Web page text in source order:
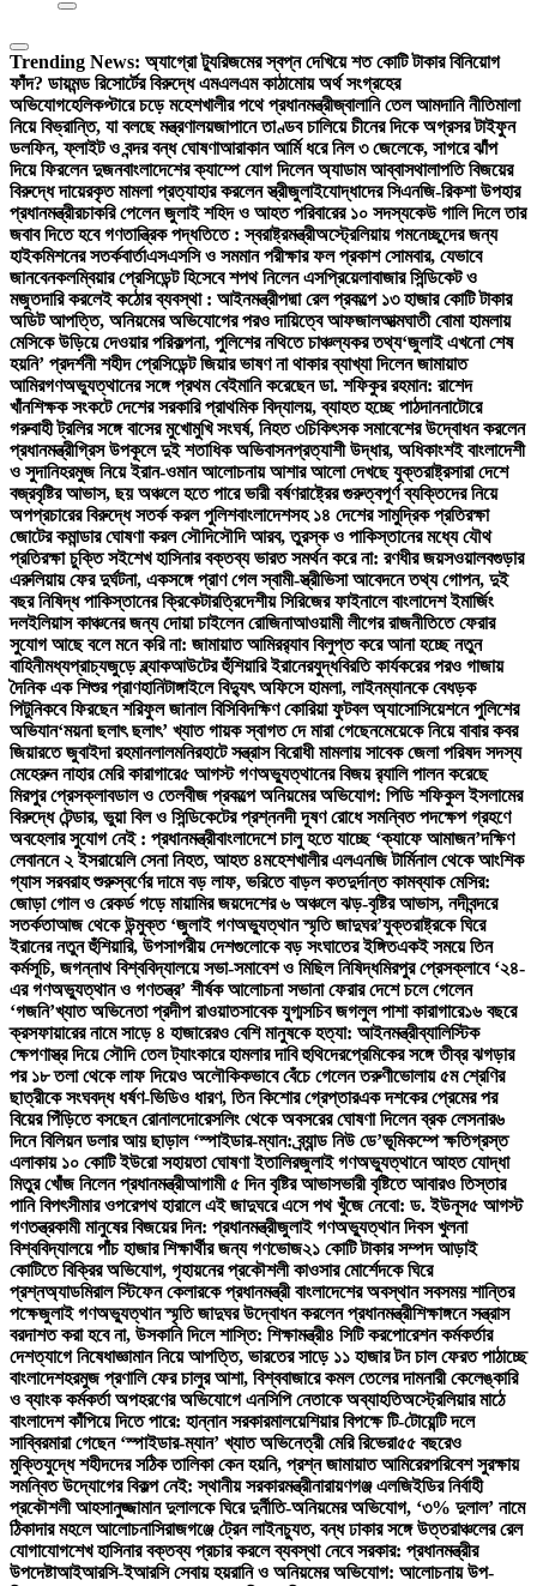
Trending News: অ্যাগ্রো ট্যুরিজমের স্বপ্ন দেখিয়ে শত কোটি টাকার বিনিয়োগ
ফাঁদ? ডায়মন্ড রিসোর্টের বিরুদ্ধে এমএলএম কাঠামোয় অর্থ সংগ্রহের
অভিযোগহেলিকপ্টারে চড়ে মহেশখালীর পথে প্রধানমন্ত্রীজ্বালানি তেল আমদানি নীতিমালা
নিয়ে বিভ্রান্তি, যা বলছে মন্ত্রণালয়জাপানে তাণ্ডব চালিয়ে চীনের দিকে অগ্রসর টাইফুন
ডলফিন, ফ্লাইট ও বন্দর বন্ধ ঘোষণাআরাকান আর্মি ধরে নিল ৩ জেলেকে, সাগরে ঝাঁপ
দিয়ে ফিরলেন দুজনবাংলাদেশের ক্যাম্পে যোগ দিলেন অ্যাডাম আব্বাসথালাপতি বিজয়ের
বিরুদ্ধে দায়েরকৃত মামলা প্রত্যাহার করলেন স্ত্রীজুলাইযোদ্ধাদের সিএনজি-রিকশা উপহার
প্রধানমন্ত্রীরচাকরি পেলেন জুলাই শহিদ ও আহত পরিবারের ১০ সদস্যকেউ গালি দিলে তার
জবাব দিতে হবে গণতান্ত্রিক পদ্ধতিতে : স্বরাষ্ট্রমন্ত্রীঅস্ট্রেলিয়ায় গমনেচ্ছুদের জন্য
হাইকমিশনের সতর্কবার্তাএসএসসি ও সমমান পরীক্ষার ফল প্রকাশ সোমবার, যেভাবে
জানবেনকলম্বিয়ার প্রেসিডেন্ট হিসেবে শপথ নিলেন এসপ্রিয়েলাবাজার সিন্ডিকেট ও
মজুতদারি করলেই কঠোর ব্যবস্থা : আইনমন্ত্রীপদ্মা রেল প্রকল্পে ১৩ হাজার কোটি টাকার
অডিট আপত্তি, অনিয়মের অভিযোগের পরও দায়িত্বে আফজালআত্মঘাতী বোমা হামলায়
মেসিকে উড়িয়ে দেওয়ার পরিকল্পনা, পুলিশের নথিতে চাঞ্চল্যকর তথ্য‘জুলাই এখনো শেষ
হয়নি’ প্রদর্শনী শহীদ প্রেসিডেন্ট জিয়ার ভাষণ না থাকার ব্যাখ্যা দিলেন জামায়াত
আমিরগণঅভ্যুত্থানের সঙ্গে প্রথম বেইমানি করেছেন ডা. শফিকুর রহমান: রাশেদ
খাঁনশিক্ষক সংকটে দেশের সরকারি প্রাথমিক বিদ্যালয়, ব্যাহত হচ্ছে পাঠদাননাটোরে
গরুবাহী ট্রলির সঙ্গে বাসের মুখোমুখি সংঘর্ষ, নিহত ৩চিকিৎসক সমাবেশের উদ্বোধন করলেন
প্রধানমন্ত্রীগ্রিস উপকূলে দুই শতাধিক অভিবাসনপ্রত্যাশী উদ্ধার, অধিকাংশই বাংলাদেশী
ও সুদানিহরমুজ নিয়ে ইরান-ওমান আলোচনায় আশার আলো দেখছে যুক্তরাষ্ট্রসারা দেশে
বজ্রবৃষ্টির আভাস, ছয় অঞ্চলে হতে পারে ভারী বর্ষণরাষ্ট্রের গুরুত্বপূর্ণ ব্যক্তিদের নিয়ে
অপপ্রচারের বিরুদ্ধে সতর্ক করল পুলিশবাংলাদেশসহ ১৪ দেশের সামুদ্রিক প্রতিরক্ষা
জোটের কমান্ডার ঘোষণা করল সৌদিসৌদি আরব, তুরস্ক ও পাকিস্তানের মধ্যে যৌথ
প্রতিরক্ষা চুক্তি সইশেখ হাসিনার বক্তব্য ভারত সমর্থন করে না: রণধীর জয়সওয়ালবগুড়ার
এরুলিয়ায় ফের দুর্ঘটনা, একসঙ্গে প্রাণ গেল স্বামী-স্ত্রীভিসা আবেদনে তথ্য গোপন, দুই
বছর নিষিদ্ধ পাকিস্তানের ক্রিকেটারত্রিদেশীয় সিরিজের ফাইনালে বাংলাদেশ ইমার্জিং
দলইলিয়াস কাঞ্চনের জন্য দোয়া চাইলেন রোজিনাআওয়ামী লীগের রাজনীতিতে ফেরার
সুযোগ আছে বলে মনে করি না: জামায়াত আমিরর‍্যাব বিলুপ্ত করে আনা হচ্ছে নতুন
বাহিনীমধ্যপ্রাচ্যজুড়ে ব্ল্যাকআউটের হুঁশিয়ারি ইরানেরযুদ্ধবিরতি কার্যকরের পরও গাজায়
দৈনিক এক শিশুর প্রাণহানিটাঙ্গাইলে বিদ্যুৎ অফিসে হামলা, লাইনম্যানকে বেধড়ক
পিটুনিকবে ফিরছেন শরিফুল জানাল বিসিবিদক্ষিণ কোরিয়া ফুটবল অ্যাসোসিয়েশনে পুলিশের
অভিযান‘ময়না ছলাৎ ছলাৎ’ খ্যাত গায়ক স্বাগত দে মারা গেছেনমেয়েকে নিয়ে বাবার কবর
জিয়ারতে জুবাইদা রহমানলালমনিরহাটে সন্ত্রাস বিরোধী মামলায় সাবেক জেলা পরিষদ সদস্য
মেহেরুন নাহার মেরি কারাগারে৫ আগস্ট গণঅভ্যুত্থানের বিজয় র‍্যালি পালন করেছে
মিরপুর প্রেসক্লাবডাল ও তেলবীজ প্রকল্পে অনিয়মের অভিযোগ: পিডি শফিকুল ইসলামের
বিরুদ্ধে টেন্ডার, ভুয়া বিল ও সিন্ডিকেটের প্রশ্ননদী দূষণ রোধে সমন্বিত পদক্ষেপ গ্রহণে
অবহেলার সুযোগ নেই : প্রধানমন্ত্রীবাংলাদেশে চালু হতে যাচ্ছে ‘ক্যাফে আমাজন’দক্ষিণ
লেবাননে ২ ইসরায়েলি সেনা নিহত, আহত ৪মহেশখালীর এলএনজি টার্মিনাল থেকে আংশিক
গ্যাস সরবরাহ শুরুস্বর্ণের দামে বড় লাফ, ভরিতে বাড়ল কতদুর্দান্ত কামব্যাক মেসির:
জোড়া গোল ও রেকর্ড গড়ে মায়ামির জয়দেশের ৬ অঞ্চলে ঝড়-বৃষ্টির আভাস, নদীবন্দরে
সতর্কতাআজ থেকে উন্মুক্ত ‘জুলাই গণঅভ্যুত্থান স্মৃতি জাদুঘর’যুক্তরাষ্ট্রকে ঘিরে
ইরানের নতুন হুঁশিয়ারি, উপসাগরীয় দেশগুলোকে বড় সংঘাতের ইঙ্গিতএকই সময়ে তিন
কর্মসূচি, জগন্নাথ বিশ্ববিদ্যালয়ে সভা-সমাবেশ ও মিছিল নিষিদ্ধমিরপুর প্রেসক্লাবে ‘২৪-
এর গণঅভ্যুত্থান ও গণতন্ত্র’ শীর্ষক আলোচনা সভানা ফেরার দেশে চলে গেলেন
‘গজনি’খ্যাত অভিনেতা প্রদীপ রাওয়াতসাবেক যুগ্মসচিব জগলুল পাশা কারাগারে১৬ বছরে
ক্রসফায়ারের নামে সাড়ে ৪ হাজারেরও বেশি মানুষকে হত্যা: আইনমন্ত্রীব্যালিস্টিক
ক্ষেপণাস্ত্র দিয়ে সৌদি তেল ট্যাংকারে হামলার দাবি হুথিদেরপ্রেমিকের সঙ্গে তীব্র ঝগড়ার
পর ১৮ তলা থেকে লাফ দিয়েও অলৌকিকভাবে বেঁচে গেলেন তরুণীভোলায় ৫ম শ্রেণির
ছাত্রীকে সংঘবদ্ধ ধর্ষণ-ভিডিও ধারণ, তিন কিশোর গ্রেপ্তারএক দশকের প্রেমের পর
বিয়ের পিঁড়িতে বসছেন রোনালদোরেসলিং থেকে অবসরের ঘোষণা দিলেন ব্রক লেসনার৬
দিনে বিলিয়ন ডলার আয় ছাড়াল ‘স্পাইডার-ম্যান: ব্র্যান্ড নিউ ডে’ভূমিকম্পে ক্ষতিগ্রস্ত
এলাকায় ১০ কোটি ইউরো সহায়তা ঘোষণা ইতালিরজুলাই গণঅভ্যুত্থানে আহত যোদ্ধা
মিতুর খোঁজ নিলেন প্রধানমন্ত্রীআগামী ৫ দিন বৃষ্টির আভাসভারী বৃষ্টিতে আবারও তিস্তার
পানি বিপৎসীমার ওপরেপথ হারালে এই জাদুঘরে এসে পথ খুঁজে নেবো: ড. ইউনূস৫ আগস্ট
গণতন্ত্রকামী মানুষের বিজয়ের দিন: প্রধানমন্ত্রীজুলাই গণঅভ্যুত্থান দিবস খুলনা
বিশ্ববিদ্যালয়ে পাঁচ হাজার শিক্ষার্থীর জন্য গণভোজ২১ কোটি টাকার সম্পদ আড়াই
কোটিতে বিক্রির অভিযোগ, গৃহায়নের প্রকৌশলী কাওসার মোর্শেদকে ঘিরে
প্রশ্নঅ্যাডমিরাল স্টিফেন কেলারকে প্রধানমন্ত্রী বাংলাদেশের অবস্থান সবসময় শান্তির
পক্ষেজুলাই গণঅভ্যুত্থান স্মৃতি জাদুঘর উদ্বোধন করলেন প্রধানমন্ত্রীশিক্ষাঙ্গনে সন্ত্রাস
বরদাশত করা হবে না, উসকানি দিলে শাস্তি: শিক্ষামন্ত্রী৪ সিটি করপোরেশন কর্মকর্তার
দেশত্যাগে নিষেধাজ্ঞামান নিয়ে আপত্তি, ভারতের সাড়ে ১১ হাজার টন চাল ফেরত পাঠাচ্ছে
বাংলাদেশহরমুজ প্রণালি ফের চালুর আশা, বিশ্ববাজারে কমল তেলের দামনারী কেলেঙ্কারি
ও ব্যাংক কর্মকর্তা অপহরণের অভিযোগে এনসিপি নেতাকে অব্যাহতিঅস্ট্রেলিয়ার মাঠে
বাংলাদেশ কাঁপিয়ে দিতে পারে: হান্নান সরকারমালয়েশিয়ার বিপক্ষে টি-টোয়েন্টি দলে
সাব্বিরমারা গেছেন ‘স্পাইডার-ম্যান’ খ্যাত অভিনেত্রী মেরি রিভেরা৫৫ বছরেও
মুক্তিযুদ্ধে শহীদদের সঠিক তালিকা কেন হয়নি, প্রশ্ন জামায়াত আমিরেরপরিবেশ সুরক্ষায়
সমন্বিত উদ্যোগের বিকল্প নেই: স্থানীয় সরকারমন্ত্রীনারায়ণগঞ্জ এলজিইডির নির্বাহী
প্রকৌশলী আহসানুজ্জামান দুলালকে ঘিরে দুর্নীতি-অনিয়মের অভিযোগ, ‘৩% দুলাল’ নামে
ঠিকাদার মহলে আলোচনাসিরাজগঞ্জে ট্রেন লাইনচ্যুত, বন্ধ ঢাকার সঙ্গে উত্তরাঞ্চলের রেল
যোগাযোগশেখ হাসিনার বক্তব্য প্রচার করলে ব্যবস্থা নেবে সরকার: প্রধানমন্ত্রীর
উপদেষ্টাআইআরসি-ইআরসি সেবায় হয়রানি ও অনিয়মের অভিযোগ: আলোচনায় উপ-